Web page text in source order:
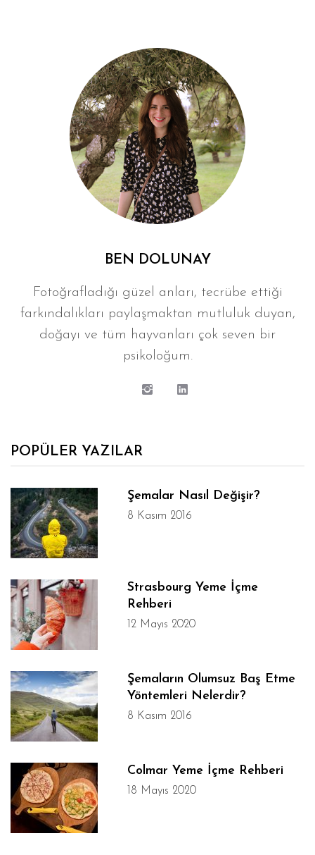
BEN DOLUNAY
Fotoğrafladığı güzel anları, tecrübe ettiği
farkındalıkları paylaşmaktan mutluluk duyan,
doğayı ve tüm hayvanları çok seven bir
psikoloğum.
POPÜLER YAZILAR
Şemalar Nasıl Değişir?
8 Kasım 2016
Strasbourg Yeme İçme
Rehberi
12 Mayıs 2020
Şemaların Olumsuz Baş Etme
Yöntemleri Nelerdir?
8 Kasım 2016
Colmar Yeme İçme Rehberi
18 Mayıs 2020